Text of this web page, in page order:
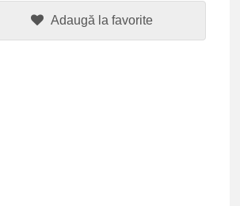
Adaugă la favorite